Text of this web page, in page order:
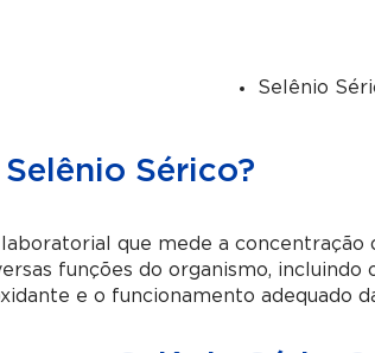
Selênio
Sérico?
que mede a concentração
funções do organismo,
e o funcionamento adequado